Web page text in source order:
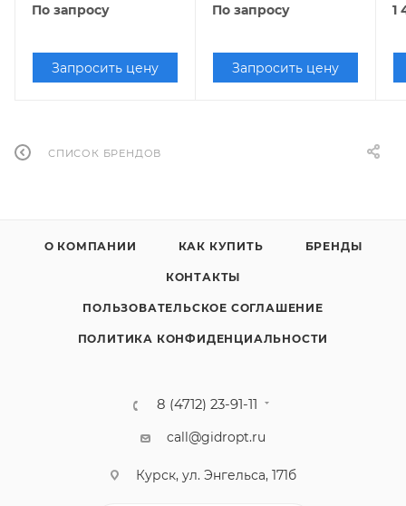
Компрессия)
По запросу
Запросить цену
Компрессия)
По запросу
Запросить цену
1
СПИСОК БРЕНДОВ
О КОМПАНИИ КАК КУПИТЬ БРЕНДЫ
КОНТАКТЫ
ПОЛЬЗОВАТЕЛЬСКОЕ СОГЛАШЕНИЕ
ПОЛИТИКА КОНФИДЕНЦИАЛЬНОСТИ
8 (4712) 23-91-11
call@gidropt.ru
Курск, ул. Энгельса, 171б